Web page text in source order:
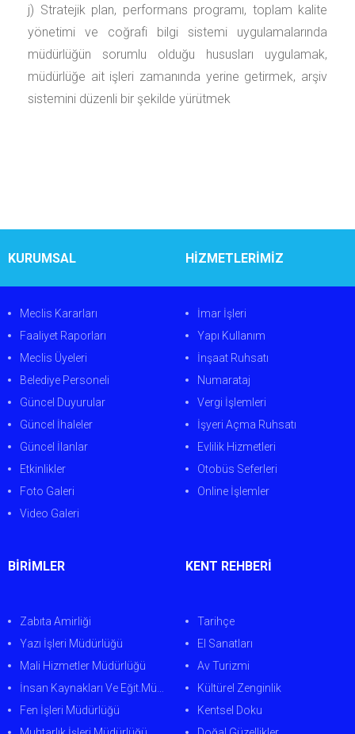
j) Stratejik plan, performans programı, toplam kalite
yönetimi ve coğrafi bilgi sistemi uygulamalarında
müdürlüğün sorumlu olduğu hususları uygulamak,
müdürlüğe ait işleri zamanında yerine getirmek, arşiv
sistemini düzenli bir şekilde yürütmek
KURUMSAL
Meclis Kararları
Faaliyet Raporları
Meclis Üyeleri
Belediye Personeli
Güncel Duyurular
Güncel İhaleler
Güncel İlanlar
Etkinlikler
Foto Galeri
Video Galeri
HİZMETLERİMİZ
İmar İşleri
Yapı Kullanım
İnşaat Ruhsatı
Numarataj
Vergi İşlemleri
İşyeri Açma Ruhsatı
Evlilik Hizmetleri
Otobüs Seferleri
Online İşlemler
BİRİMLER
Zabıta Amirliği
Yazı İşleri Müdürlüğü
Mali Hizmetler Müdürlüğü
İnsan Kaynakları Ve Eğit.Müdürlüğü
Fen İşleri Müdürlüğü
KENT REHBERİ
Tarihçe
El Sanatları
Av Turizmi
Kültürel Zenginlik
Kentsel Doku